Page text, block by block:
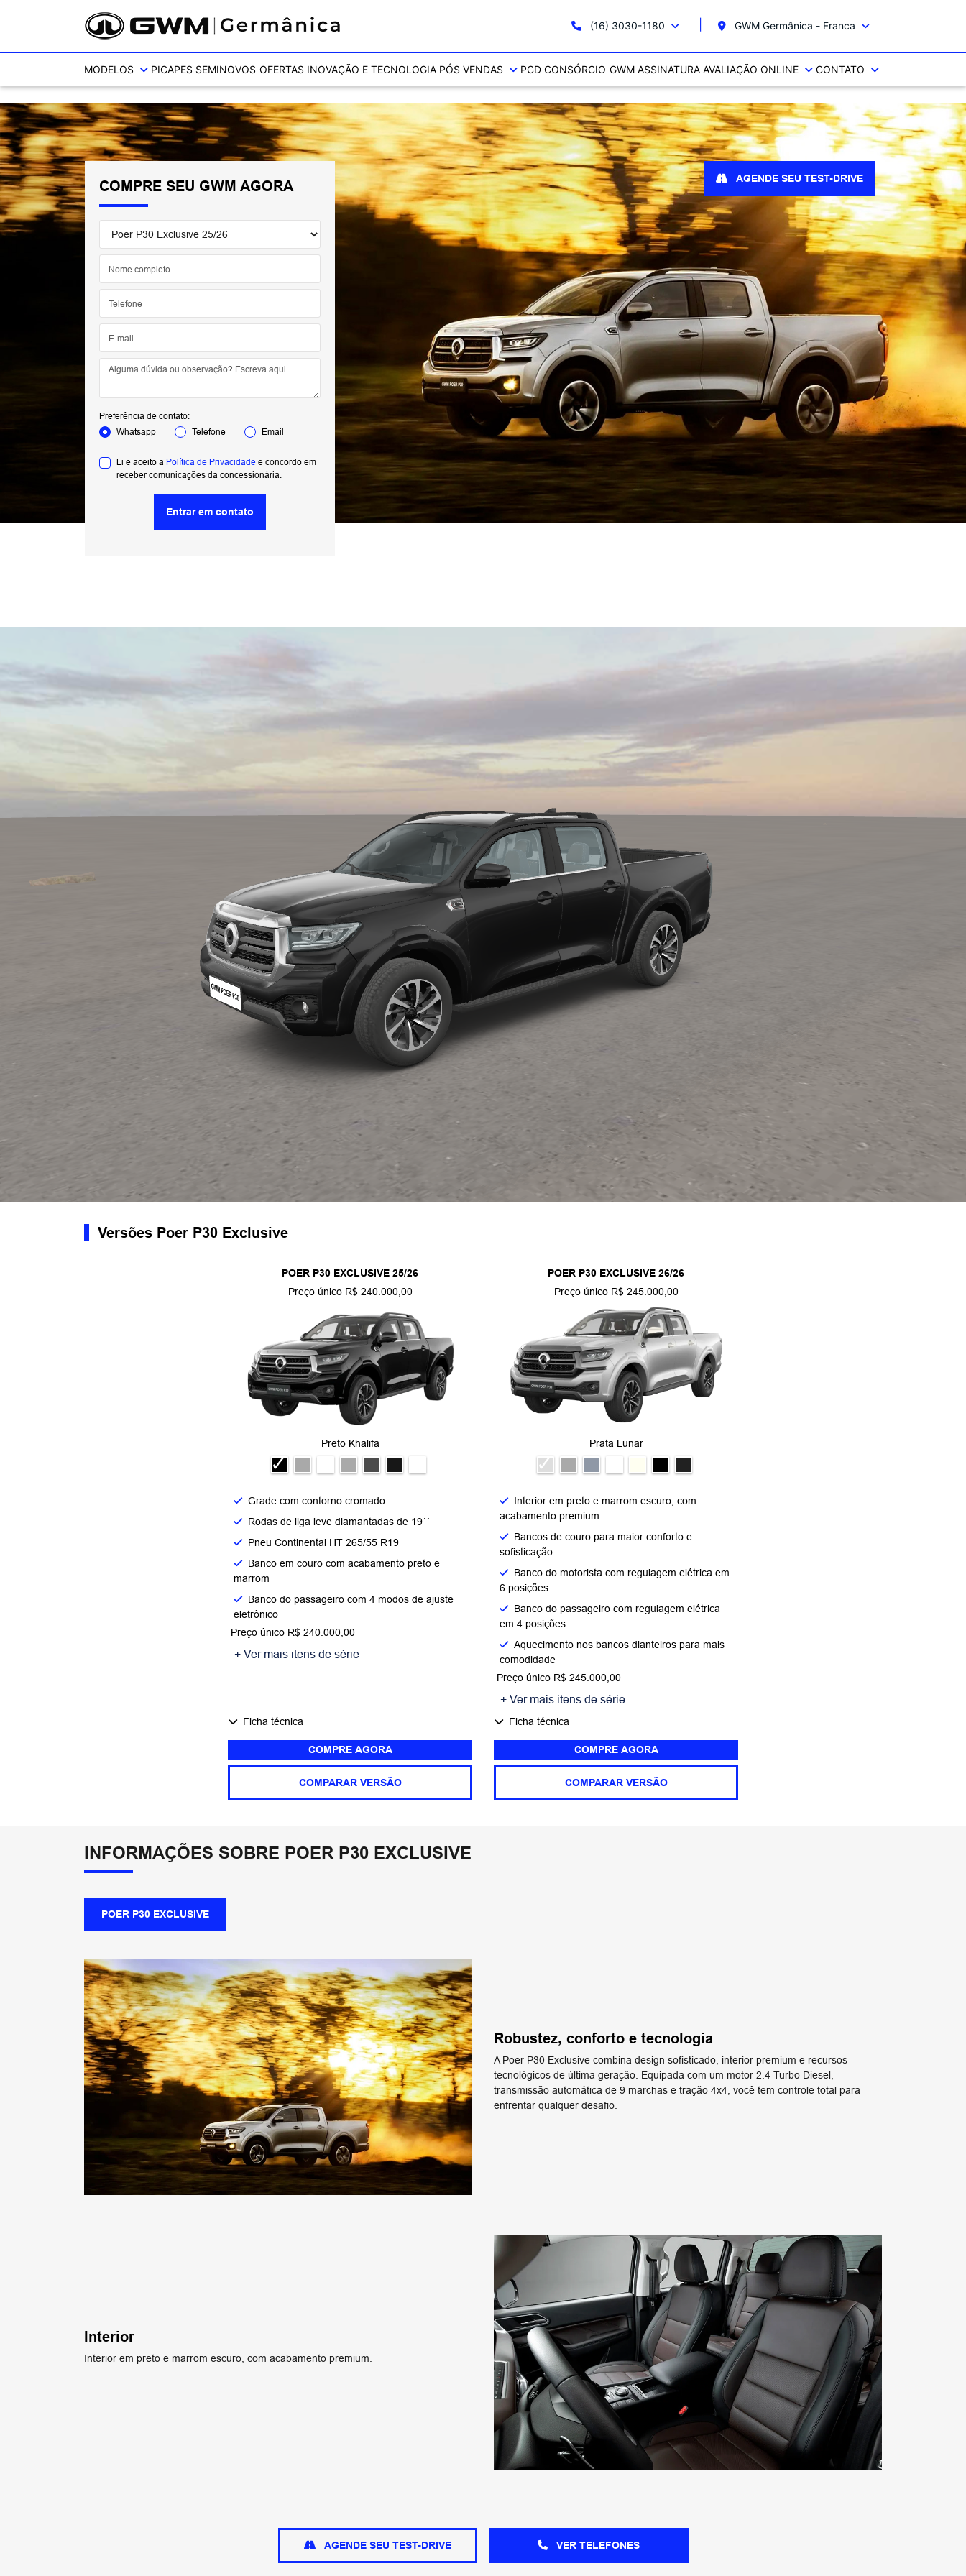
Ativar a compatibilidade com o leitor de tela
(16) 3030-1180 GWM Germânica - Franca
MODELOS PICAPES SEMINOVOS OFERTAS INOVAÇÃO E TECNOLOGIA PÓS VENDAS PCD CONSÓRCIO GWM ASSINATURA AVALIAÇÃO ONLINE CONTATO
COMPRE SEU GWM AGORA
Preferência de contato:
Whatsapp
Telefone Email
Li e aceito a Política de Privacidade e concordo em
receber comunicações da concessionária.
Entrar em contato
AGENDE SEU TEST-DRIVE
Versões Poer P30 Exclusive
POER P30 EXCLUSIVE 25/26
Preço único R$ 240.000,00
Preto Khalifa
Grade com contorno cromado​
Rodas de liga leve diamantadas de 19´´​
Pneu Continental HT 265/55 R19​
Banco em couro com acabamento preto e
marrom​
Banco do passageiro com 4 modos de ajuste
eletrônico​
Preço único R$ 240.000,00
+ Ver mais itens de série
Ficha técnica
COMPRE AGORA
COMPARAR VERSÃO
POER P30 EXCLUSIVE 26/26
Preço único R$ 245.000,00
Prata Lunar
Interior em preto e marrom escuro, com
acabamento premium
Bancos de couro para maior conforto e
sofisticação
Banco do motorista com regulagem elétrica em
6 posições​
Banco do passageiro com regulagem elétrica
em 4 posições
Aquecimento nos bancos dianteiros para mais
comodidade
Preço único R$ 245.000,00
+ Ver mais itens de série
Ficha técnica
COMPRE AGORA
COMPARAR VERSÃO
INFORMAÇÕES SOBRE POER P30 EXCLUSIVE
POER P30 EXCLUSIVE
Robustez, conforto e tecnologia
A Poer P30 Exclusive combina design sofisticado, interior premium e recursos
tecnológicos de última geração. ​Equipada com um motor 2.4 Turbo Diesel,
transmissão automática de 9 marchas e tração 4x4, você tem controle total para
enfrentar qualquer desafio.
Interior
Interior em preto e marrom escuro, com acabamento premium.
VER TELEFONES
AGENDE SEU TEST-DRIVE